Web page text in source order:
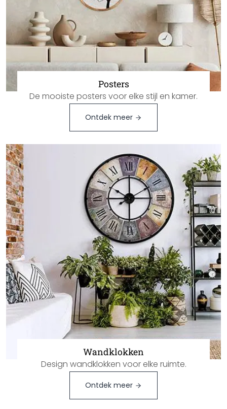
Posters
De mooiste posters voor elke stijl en kamer.
Ontdek meer
Wandklokken
Design wandklokken voor elke ruimte.
Ontdek meer